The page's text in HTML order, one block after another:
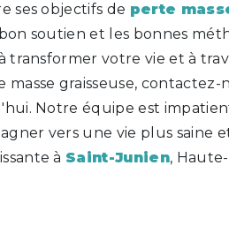
ses objectifs de perte
soutien et les bonnes
transformer votre vie et à
masse graisseuse, contactez-
Notre équipe est
vers une vie plus saine
à Saint-Junien,